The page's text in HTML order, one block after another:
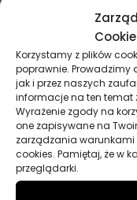
Korzystamy z plików
poprawnie. Prowadzimy
jak i przez naszych
informacje na ten temat
Wyrażenie zgody na
one zapisywane na
zarządzania
cookies. Pamiętaj, że w
przeglądarki.
wymagających klientów.
Parametry
Producent
Baza
Lepkość